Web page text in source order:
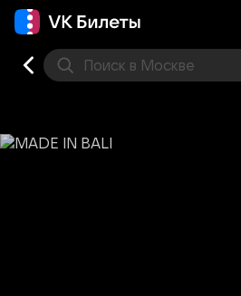
Поиск в Москве